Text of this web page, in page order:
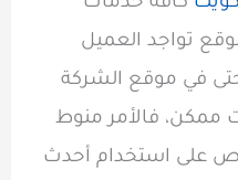
تواجد العميل
حتى في موقع الشركة
ممكن، فالأمر منوط
على استخدام أحدث